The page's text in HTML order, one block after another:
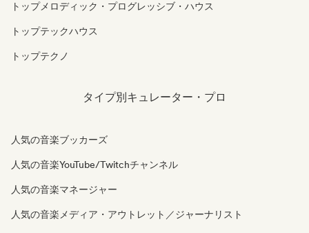
トップメロディック・プログレッシブ・ハウス
トップテックハウス
トップテクノ
タイプ別キュレーター・プロ
人気の音楽ブッカーズ
人気の音楽YouTube/Twitchチャンネル
人気の音楽マネージャー
人気の音楽メディア・アウトレット／ジャーナリスト